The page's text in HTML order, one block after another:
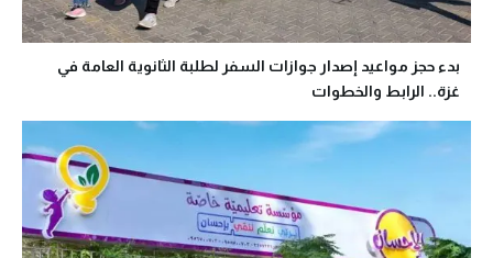
بدء حجز مواعيد إصدار جوازات السفر لطلبة الثانوية العامة في
غزة.. الرابط والخطوات